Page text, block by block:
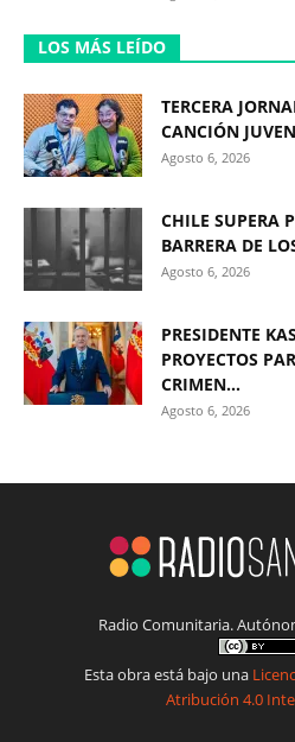
LOS MÁS LEÍDO
TERCERA
CANCIÓN
Agosto 6, 2026
CHILE SUPERA
BARRERA DE
Agosto 6, 2026
PRESIDENTE
PROYECTOS
CRIMEN...
Agosto 6, 2026
Radio Comunitaria.
Esta obra está bajo una
Atribución 4.0